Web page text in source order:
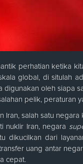
perhatian ketika
global, di situlah
digunakan oleh siapa
pelik, peraturan
Iran, salah satu
nuklir Iran, negara
dikucilkan dari
uang antar
cepat.